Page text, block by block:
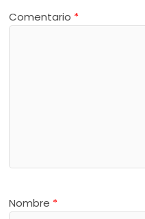
Comentario *
Nombre *